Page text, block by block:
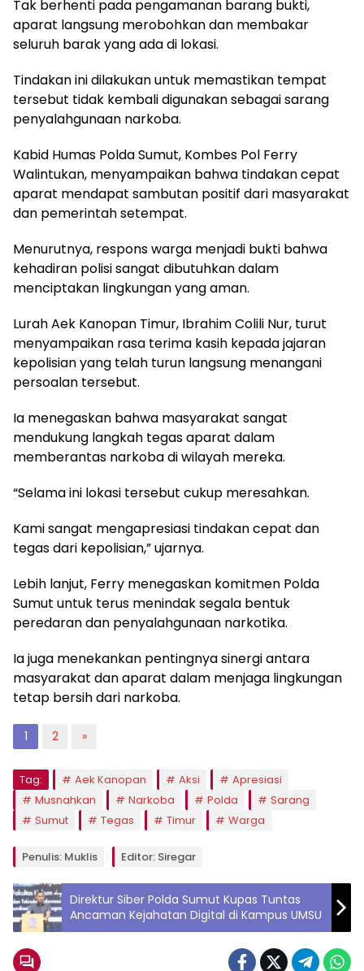
Tak berhenti pada pengamanan barang bukti,
aparat langsung merobohkan dan membakar
seluruh barak yang ada di lokasi.
Tindakan ini dilakukan untuk memastikan tempat
tersebut tidak kembali digunakan sebagai sarang
penyalahgunaan narkoba.
Kabid Humas Polda Sumut, Kombes Pol Ferry
Walintukan, menyampaikan bahwa tindakan cepat
aparat mendapat sambutan positif dari masyarakat
dan pemerintah setempat.
Menurutnya, respons warga menjadi bukti bahwa
kehadiran polisi sangat dibutuhkan dalam
menciptakan lingkungan yang aman.
Lurah Aek Kanopan Timur, Ibrahim Colili Nur, turut
menyampaikan rasa terima kasih kepada jajaran
kepolisian yang telah turun langsung menangani
persoalan tersebut.
Ia menegaskan bahwa masyarakat sangat
mendukung langkah tegas aparat dalam
memberantas narkoba di wilayah mereka.
“Selama ini lokasi tersebut cukup meresahkan.
Kami sangat mengapresiasi tindakan cepat dan
tegas dari kepolisian,” ujarnya.
Lebih lanjut, Ferry menegaskan komitmen Polda
Sumut untuk terus menindak segala bentuk
peredaran dan penyalahgunaan narkotika.
Ia juga menekankan pentingnya sinergi antara
masyarakat dan aparat dalam menjaga lingkungan
tetap bersih dari narkoba.
1 2 »
Tag: Aek Kanopan Aksi
Apresiasi
Musnahkan
Narkoba Polda
Sarang
Sumut
Tegas Timur Warga
Penulis: Muklis Editor: Siregar
Direktur Siber Polda Sumut Kupas Tuntas
Ancaman Kejahatan Digital di Kampus UMSU